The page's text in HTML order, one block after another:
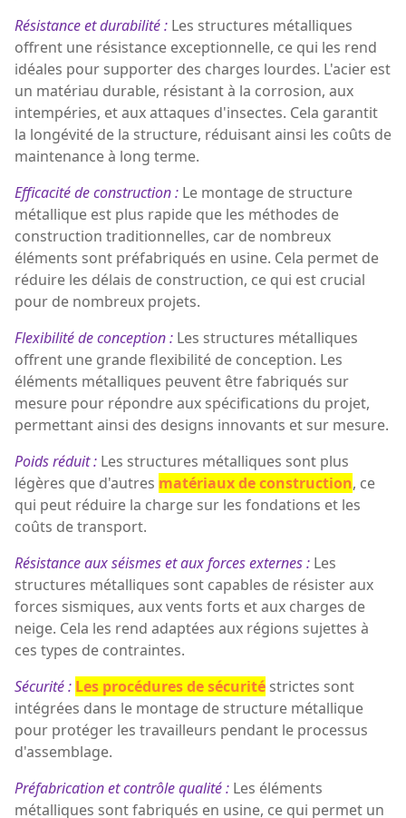
Résistance et durabilité : Les structures métalliques
offrent une résistance exceptionnelle, ce qui les rend
idéales pour supporter des charges lourdes. L'acier est
un matériau durable, résistant à la corrosion, aux
intempéries, et aux attaques d'insectes. Cela garantit
la longévité de la structure, réduisant ainsi les coûts de
maintenance à long terme.
Efficacité de construction : Le montage de structure
métallique est plus rapide que les méthodes de
construction traditionnelles, car de nombreux
éléments sont préfabriqués en usine. Cela permet de
réduire les délais de construction, ce qui est crucial
pour de nombreux projets.
Flexibilité de conception : Les structures métalliques
offrent une grande flexibilité de conception. Les
éléments métalliques peuvent être fabriqués sur
mesure pour répondre aux spécifications du projet,
permettant ainsi des designs innovants et sur mesure.
Poids réduit : Les structures métalliques sont plus
légères que d'autres matériaux de construction, ce
qui peut réduire la charge sur les fondations et les
coûts de transport.
Résistance aux séismes et aux forces externes : Les
structures métalliques sont capables de résister aux
forces sismiques, aux vents forts et aux charges de
neige. Cela les rend adaptées aux régions sujettes à
ces types de contraintes.
Sécurité : Les procédures de sécurité strictes sont
intégrées dans le montage de structure métallique
pour protéger les travailleurs pendant le processus
d'assemblage.
Préfabrication et contrôle qualité : Les éléments
métalliques sont fabriqués en usine, ce qui permet un